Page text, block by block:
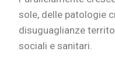
sole, delle patologie
disuguaglianze
sociali e sanitari.